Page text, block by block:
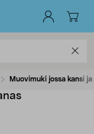
Muovimuki jossa kansi